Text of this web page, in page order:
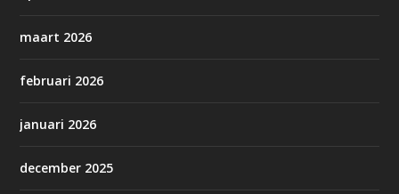
maart 2026
februari 2026
januari 2026
december 2025